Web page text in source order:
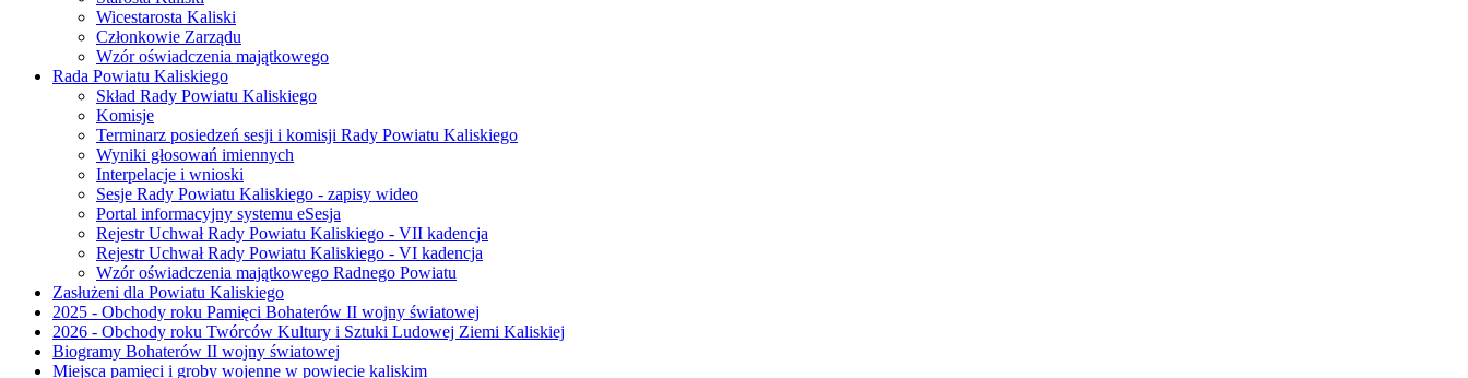
Wicestarosta Kaliski
Członkowie Zarządu
Wzór oświadczenia majątkowego
Rada Powiatu Kaliskiego
Skład Rady Powiatu Kaliskiego
Komisje
Terminarz posiedzeń sesji i komisji Rady Powiatu Kaliskiego
Wyniki głosowań imiennych
Interpelacje i wnioski
Sesje Rady Powiatu Kaliskiego - zapisy wideo
Portal informacyjny systemu eSesja
Rejestr Uchwał Rady Powiatu Kaliskiego - VII kadencja
Rejestr Uchwał Rady Powiatu Kaliskiego - VI kadencja
Wzór oświadczenia majątkowego Radnego Powiatu
Zasłużeni dla Powiatu Kaliskiego
2025 - Obchody roku Pamięci Bohaterów II wojny światowej
2026 - Obchody roku Twórców Kultury i Sztuki Ludowej Ziemi Kaliskiej
Biogramy Bohaterów II wojny światowej
Miejsca pamięci i groby wojenne w powiecie kaliskim